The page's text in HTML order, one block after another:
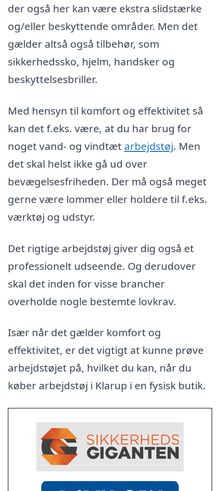
der også her kan være ekstra slidstærke
og/eller beskyttende områder. Men det
gælder altså også tilbehør, som
sikkerhedssko, hjelm, handsker og
beskyttelsesbriller.
Med hensyn til komfort og effektivitet så
kan det f.eks. være, at du har brug for
noget vand- og vindtæt arbejdstøj. Men
det skal helst ikke gå ud over
bevægelsesfriheden. Der må også meget
gerne være lommer eller holdere til f.eks.
værktøj og udstyr.
Det rigtige arbejdstøj giver dig også et
professionelt udseende. Og derudover
skal det inden for visse brancher
overholde nogle bestemte lovkrav.
Især når det gælder komfort og
effektivitet, er det vigtigt at kunne prøve
arbejdstøjet på, hvilket du kan, når du
køber arbejdstøj i Klarup i en fysisk butik.